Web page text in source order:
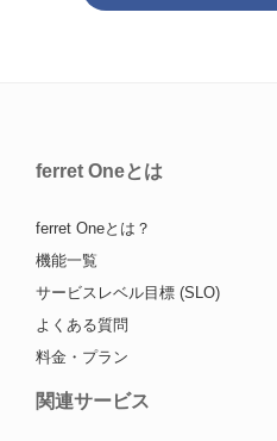
ferret Oneとは
ferret Oneとは？
機能一覧
サービスレベル目標 (SLO)
よくある質問
料金・プラン
関連サービス